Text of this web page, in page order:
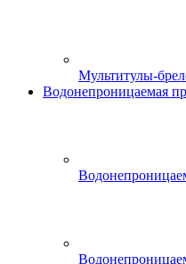
Мультитулы-
Водонепроницаемая